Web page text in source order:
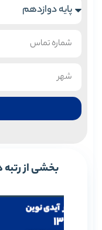
بخشی از رتبه